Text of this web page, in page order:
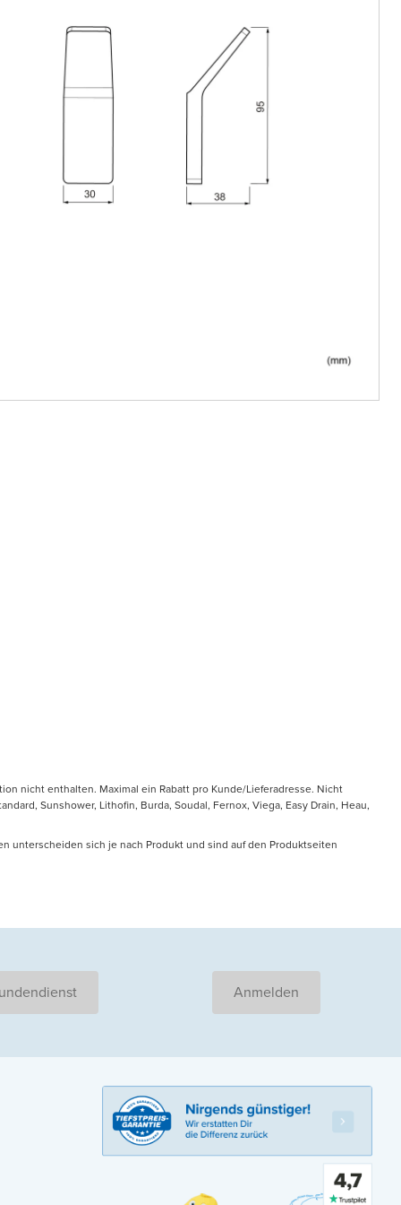
nicht enthalten. Maximal ein Rabatt pro Kunde/Lieferadresse. Nicht
Sunshower, Lithofin, Burda, Soudal, Fernox, Viega, Easy Drain, Heau,
unterscheiden sich je nach Produkt und sind auf den Produktseiten
Anmelden